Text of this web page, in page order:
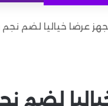
عرضا خياليا لضم نجم
لضم